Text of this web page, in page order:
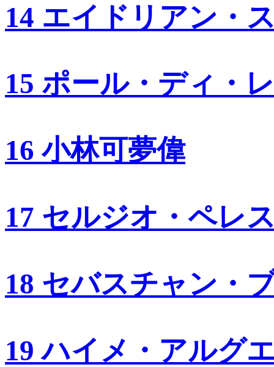
14 エイドリアン・
15 ポール・ディ・
16 小林可夢偉
17 セルジオ・ペレ
18 セバスチャン・
19 ハイメ・アルグ